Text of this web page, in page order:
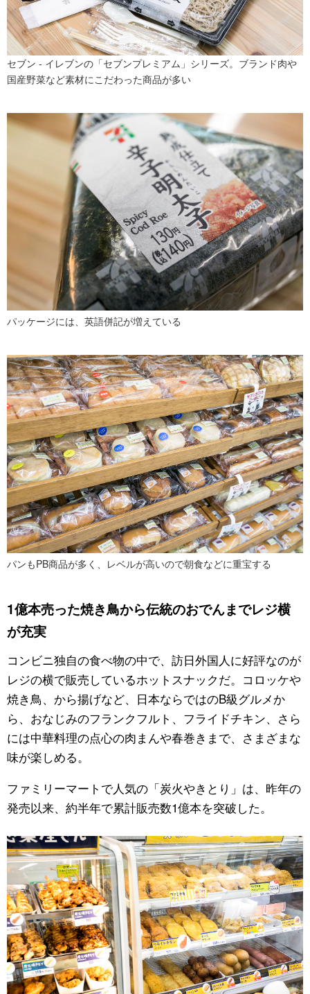
セブン - イレブンの「セブンプレミアム」シリーズ。ブランド肉や
国産野菜など素材にこだわった商品が多い
パッケージには、英語併記が増えている
パンもPB商品が多く、レベルが高いので朝食などに重宝する
1億本売った焼き鳥から伝統のおでんまでレジ横
が充実
コンビニ独自の食べ物の中で、訪日外国人に好評なのが
レジの横で販売しているホットスナックだ。コロッケや
焼き鳥、から揚げなど、日本ならではのB級グルメか
ら、おなじみのフランクフルト、フライドチキン、さら
には中華料理の点心の肉まんや春巻きまで、さまざまな
味が楽しめる。
ファミリーマートで人気の「炭火やきとり」は、昨年の
発売以来、約半年で累計販売数1億本を突破した。